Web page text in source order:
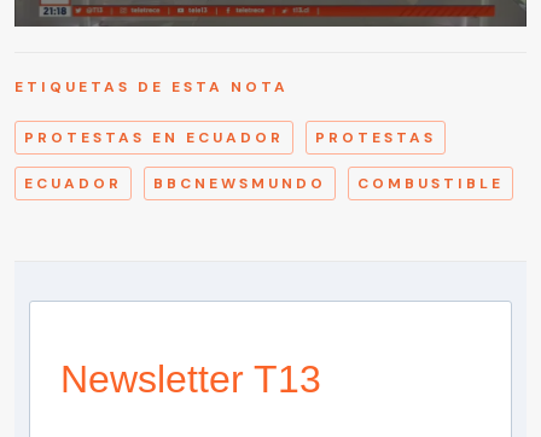
ETIQUETAS DE ESTA NOTA
PROTESTAS EN ECUADOR PROTESTAS
ECUADOR BBCNEWSMUNDO COMBUSTIBLE
Newsletter T13